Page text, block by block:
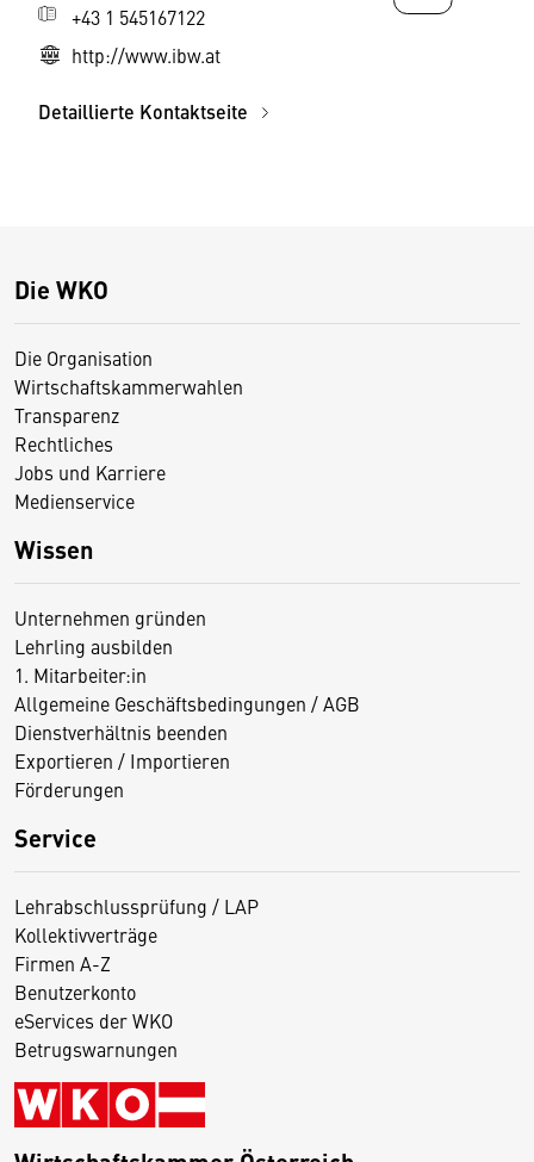
+43 1 545167122
http://www.ibw.at
Detaillierte Kontaktseite
Die WKO
Die Organisation
Wirtschaftskammerwahlen
Transparenz
Rechtliches
Jobs und Karriere
Medienservice
Wissen
Unternehmen gründen
Lehrling ausbilden
1. Mitarbeiter:in
Allgemeine Geschäftsbedingungen / AGB
Dienstverhältnis beenden
Exportieren / Importieren
Förderungen
Service
Lehrabschlussprüfung / LAP
Kollektivverträge
Firmen A-Z
Benutzerkonto
eServices der WKO
Betrugswarnungen